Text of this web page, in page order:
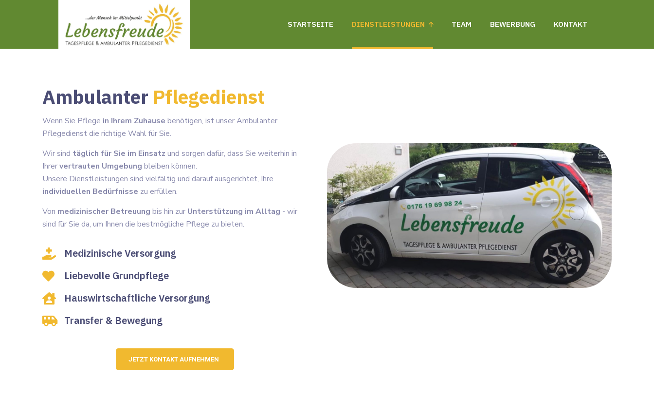
STARTSEITE DIENSTLEISTUNGEN TEAM BEWERBUNG KONTAKT
Ambulanter Pflegedienst
Wenn Sie Pflege in Ihrem Zuhause benötigen, ist unser Ambulanter
Pflegedienst die richtige Wahl für Sie.
Wir sind täglich für Sie im Einsatz und sorgen dafür, dass Sie weiterhin in
Ihrervertrauten Umgebung bleiben können.
Unsere Dienstleistungen sind vielfältig und darauf ausgerichtet, Ihre
individuellen Bedürfnisse zu erfüllen.
Von medizinischer Betreuung bis hin zur Unterstützung im Alltag - wir
sind für Sie da, um Ihnen die bestmögliche Pflege zu bieten.
Medizinische Versorgung
Liebevolle Grundpflege
Hauswirtschaftliche Versorgung
Transfer & Bewegung
JETZT KONTAKT AUFNEHMEN